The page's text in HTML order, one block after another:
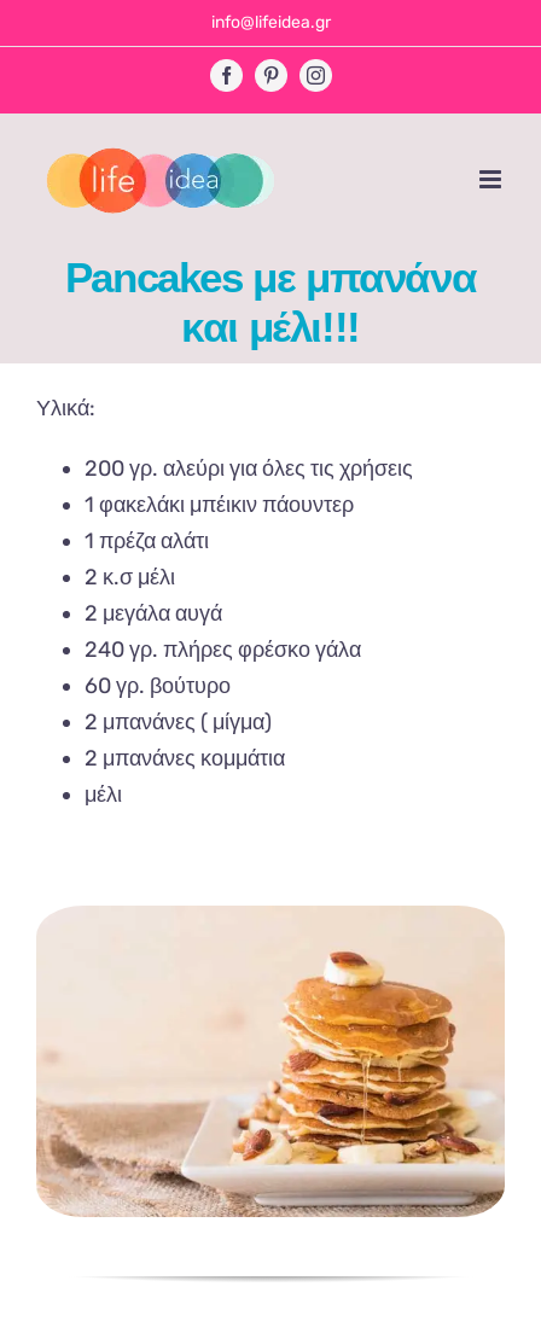
to
info@lifeidea.gr
FacebookPinterestInstagram
Pancakes με μπανάνα
και μέλι!!!
Υλικά:
200 γρ. αλεύρι για όλες τις χρήσεις
1 φακελάκι μπέικιν πάουντερ
1 πρέζα αλάτι
2 κ.σ μέλι
2 μεγάλα αυγά
240 γρ. πλήρες φρέσκο γάλα
60 γρ. βούτυρο
2 μπανάνες ( μίγμα)
2 μπανάνες κομμάτια
μέλι